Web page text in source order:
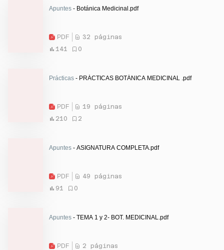
Apuntes - Botánica Medicinal.pdf
PDF
32 páginas
141
0
Prácticas - PRÁCTICAS BOTÁNICA MEDICINAL .pdf
PDF
19 páginas
210
2
Apuntes - ASIGNATURA COMPLETA.pdf
PDF
49 páginas
91
0
Apuntes - TEMA 1 y 2- BOT. MEDICINAL.pdf
PDF
2 páginas